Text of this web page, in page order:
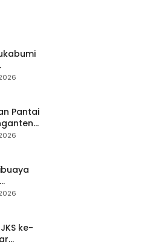
Pantai
ke-